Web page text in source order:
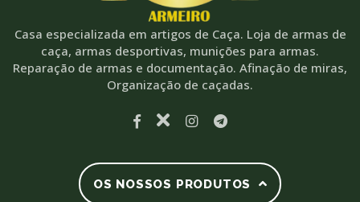
Casa especializada em artigos de Caça. Loja de armas de
caça, armas desportivas, munições para armas.
Reparação de armas e documentação. Afinação de miras,
Organização de caçadas.
OS NOSSOS PRODUTOS